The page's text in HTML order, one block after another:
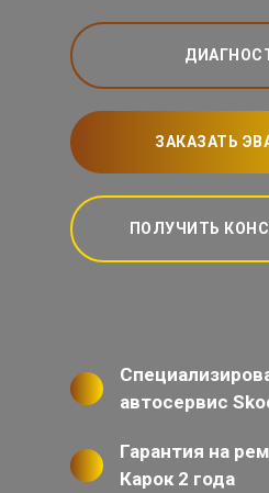
ЗАКАЗАТЬ
ПОЛУЧИТЬ
автосервис
Гарантия на
Карок 2 года